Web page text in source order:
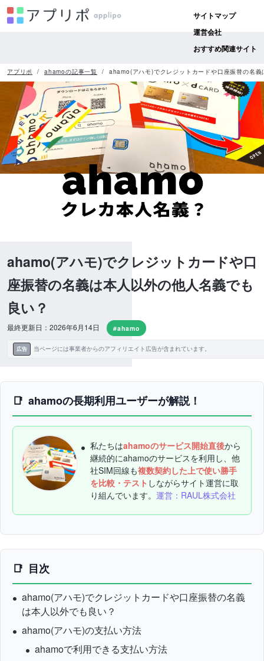
サイトマップ
運営会社
おすすめ関連サイト
アプリポ ahamoの記事一覧 ahamo(アハモ)でクレジットカードや口座振替の名
ahamo(アハモ)でクレジットカードや口
座振替の名義は本人以外の他人名義でも
良い？
最終更新日：2026年6月14日 #ahamo
広告 当ページには事業者からのアフィリエイト広告が含まれています。
ahamoの長期利用ユーザーが解説！
私たちはahamoのサービス開始直後から
継続的にahamoのサービスを利用し、他
社SIM回線も複数契約した上で使い勝手
を比較・テスト しながらサイト運営に取
り組んでいます。 運営：RAUL株式会社
目次
ahamo(アハモ)でクレジットカードや口座振替の名義
は本人以外でも良い？
ahamo(アハモ)の支払い方法
ahamoで利用できる支払い方法